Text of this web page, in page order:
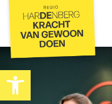
Toolbar openen